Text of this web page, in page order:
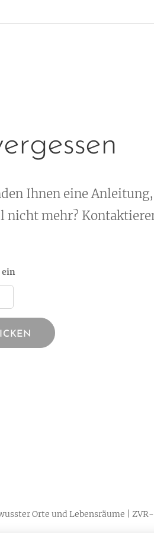
Ihnen eine
nicht mehr?
ein
Orte und Lebensräume | ZVR-